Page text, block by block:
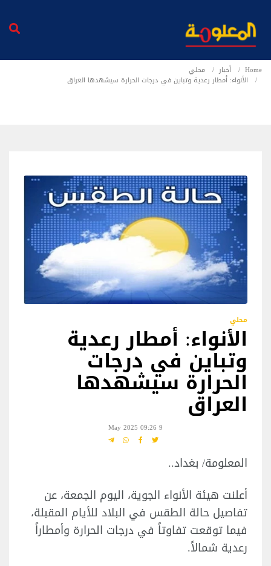
Home أخبار
محلي
الأنواء: أمطار رعدية وتباين في درجات الحرارة سيشهدها العراق
محلي
الأنواء: أمطار رعدية
وتباين في درجات
الحرارة سيشهدها
العراق
9 May 2025 09:26
المعلومة/ بغداد..
أعلنت هيئة الأنواء الجوية، اليوم الجمعة، عن
تفاصيل حالة الطقس في البلاد للأيام المقبلة،
فيما توقعت تفاوتاً في درجات الحرارة وأمطاراً
رعدية شمالاً.